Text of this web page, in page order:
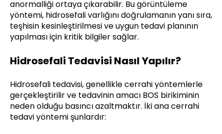
anormalliği ortaya çıkarabilir. Bu görüntüleme
yöntemi, hidrosefali varlığını doğrulamanın yanı sıra,
teşhisin kesinleştirilmesi ve uygun tedavi planının
yapılması için kritik bilgiler sağlar.
Hidrosefali Tedavisi Nasıl Yapılır?
Hidrosefali tedavisi, genellikle cerrahi yöntemlerle
gerçekleştirilir ve tedavinin amacı BOS birikiminin
neden olduğu basıncı azaltmaktır. İki ana cerrahi
tedavi yöntemi şunlardır: